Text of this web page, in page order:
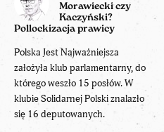
Morawiecki czy
Kaczyński?
Pollockizacja prawicy
Polska Jest Najważniejsza
założyła klub parlamentarny, do
którego weszło 15 posłów. W
klubie Solidarnej Polski znalazło
się 16 deputowanych.